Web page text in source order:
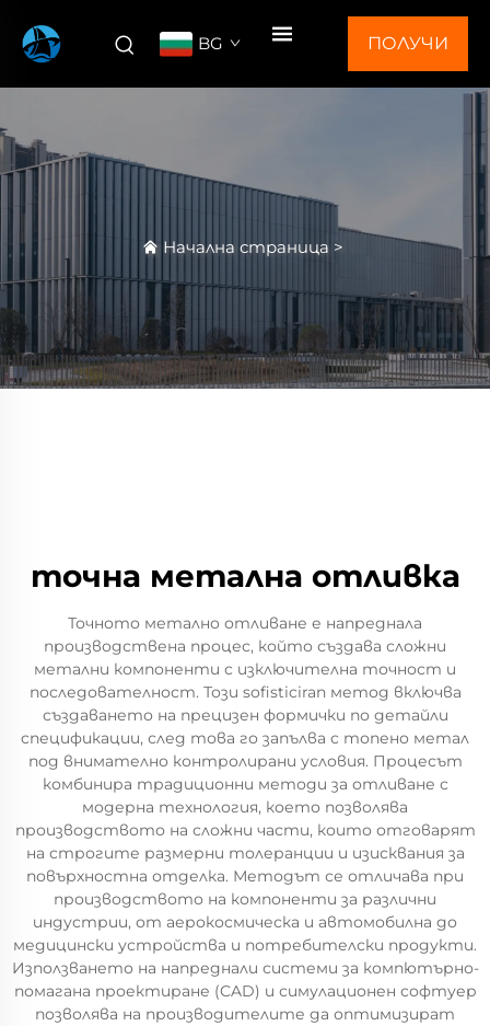
BG ПОЛУЧИ
Начална страница >
точна метална отливка
Точното метално отливане е напреднала
производствена процес, който създава сложни
метални компоненти с изключителна точност и
последователност. Този sofisticiran метод включва
създаването на прецизен формички по детайли
спецификации, след това го запълва с топено метал
под внимателно контролирани условия. Процесът
комбинира традиционни методи за отливане с
модерна технология, което позволява
производството на сложни части, които отговарят
на строгите размерни толеранции и изисквания за
повърхностна отделка. Методът се отличава при
производството на компоненти за различни
индустрии, от аерокосмическа и автомобилна до
медицински устройства и потребителски продукти.
Използването на напреднали системи за компютърно-
помагана проектиране (CAD) и симулационен софтуер
позволява на производителите да оптимизират